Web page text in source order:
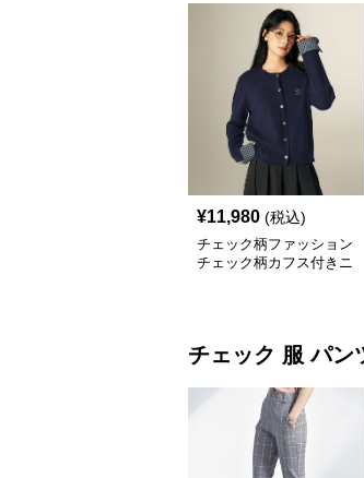
¥11,980 (税込)
チェック柄ファッション
チェック柄カフス付きニ
チェック 服 パン